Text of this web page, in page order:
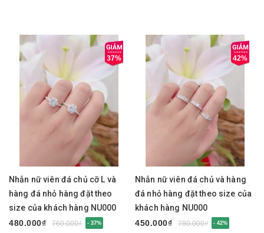
37%
Nhẫn nữ viên đá chủ cỡ L và
hàng đá nhỏ hàng đặt theo
size của khách hàng NU000
480.000₫
760.000₫ - 37%
42%
Nhẫn nữ viên đá chủ và hàng
đá nhỏ hàng đặt theo size của
khách hàng NU000
450.000₫
780.000₫ - 42%